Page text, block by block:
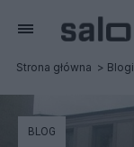
Strona główna Blogi
BLOG